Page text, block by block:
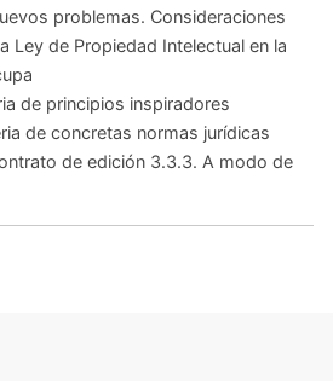
problemas. Consideraciones
Ley de Propiedad Intelectual en la
de principios inspiradores
de concretas normas jurídicas
de edición 3.3.3. A modo de